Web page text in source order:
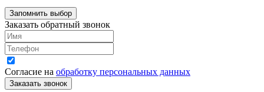
Запомнить выбор
Заказать обратный звонок
Согласие на обработку персональных данных